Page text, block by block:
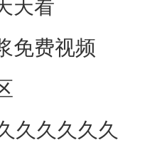
天看
免费视频
久久久久久